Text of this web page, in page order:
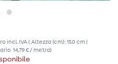
incl. IVA( Altezza (cm): 150 cm |
14,79 € / metro)